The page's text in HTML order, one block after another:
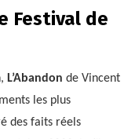
Festival de
L’Abandon de Vincent
les plus
des faits réels